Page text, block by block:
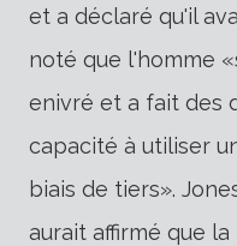
et a déclaré qu'il
noté que l'homme
enivré et a fait des
capacité à utiliser
biais de tiers».
aurait affirmé que